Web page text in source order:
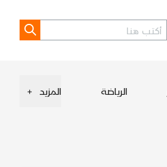
الرياضة المزيد +